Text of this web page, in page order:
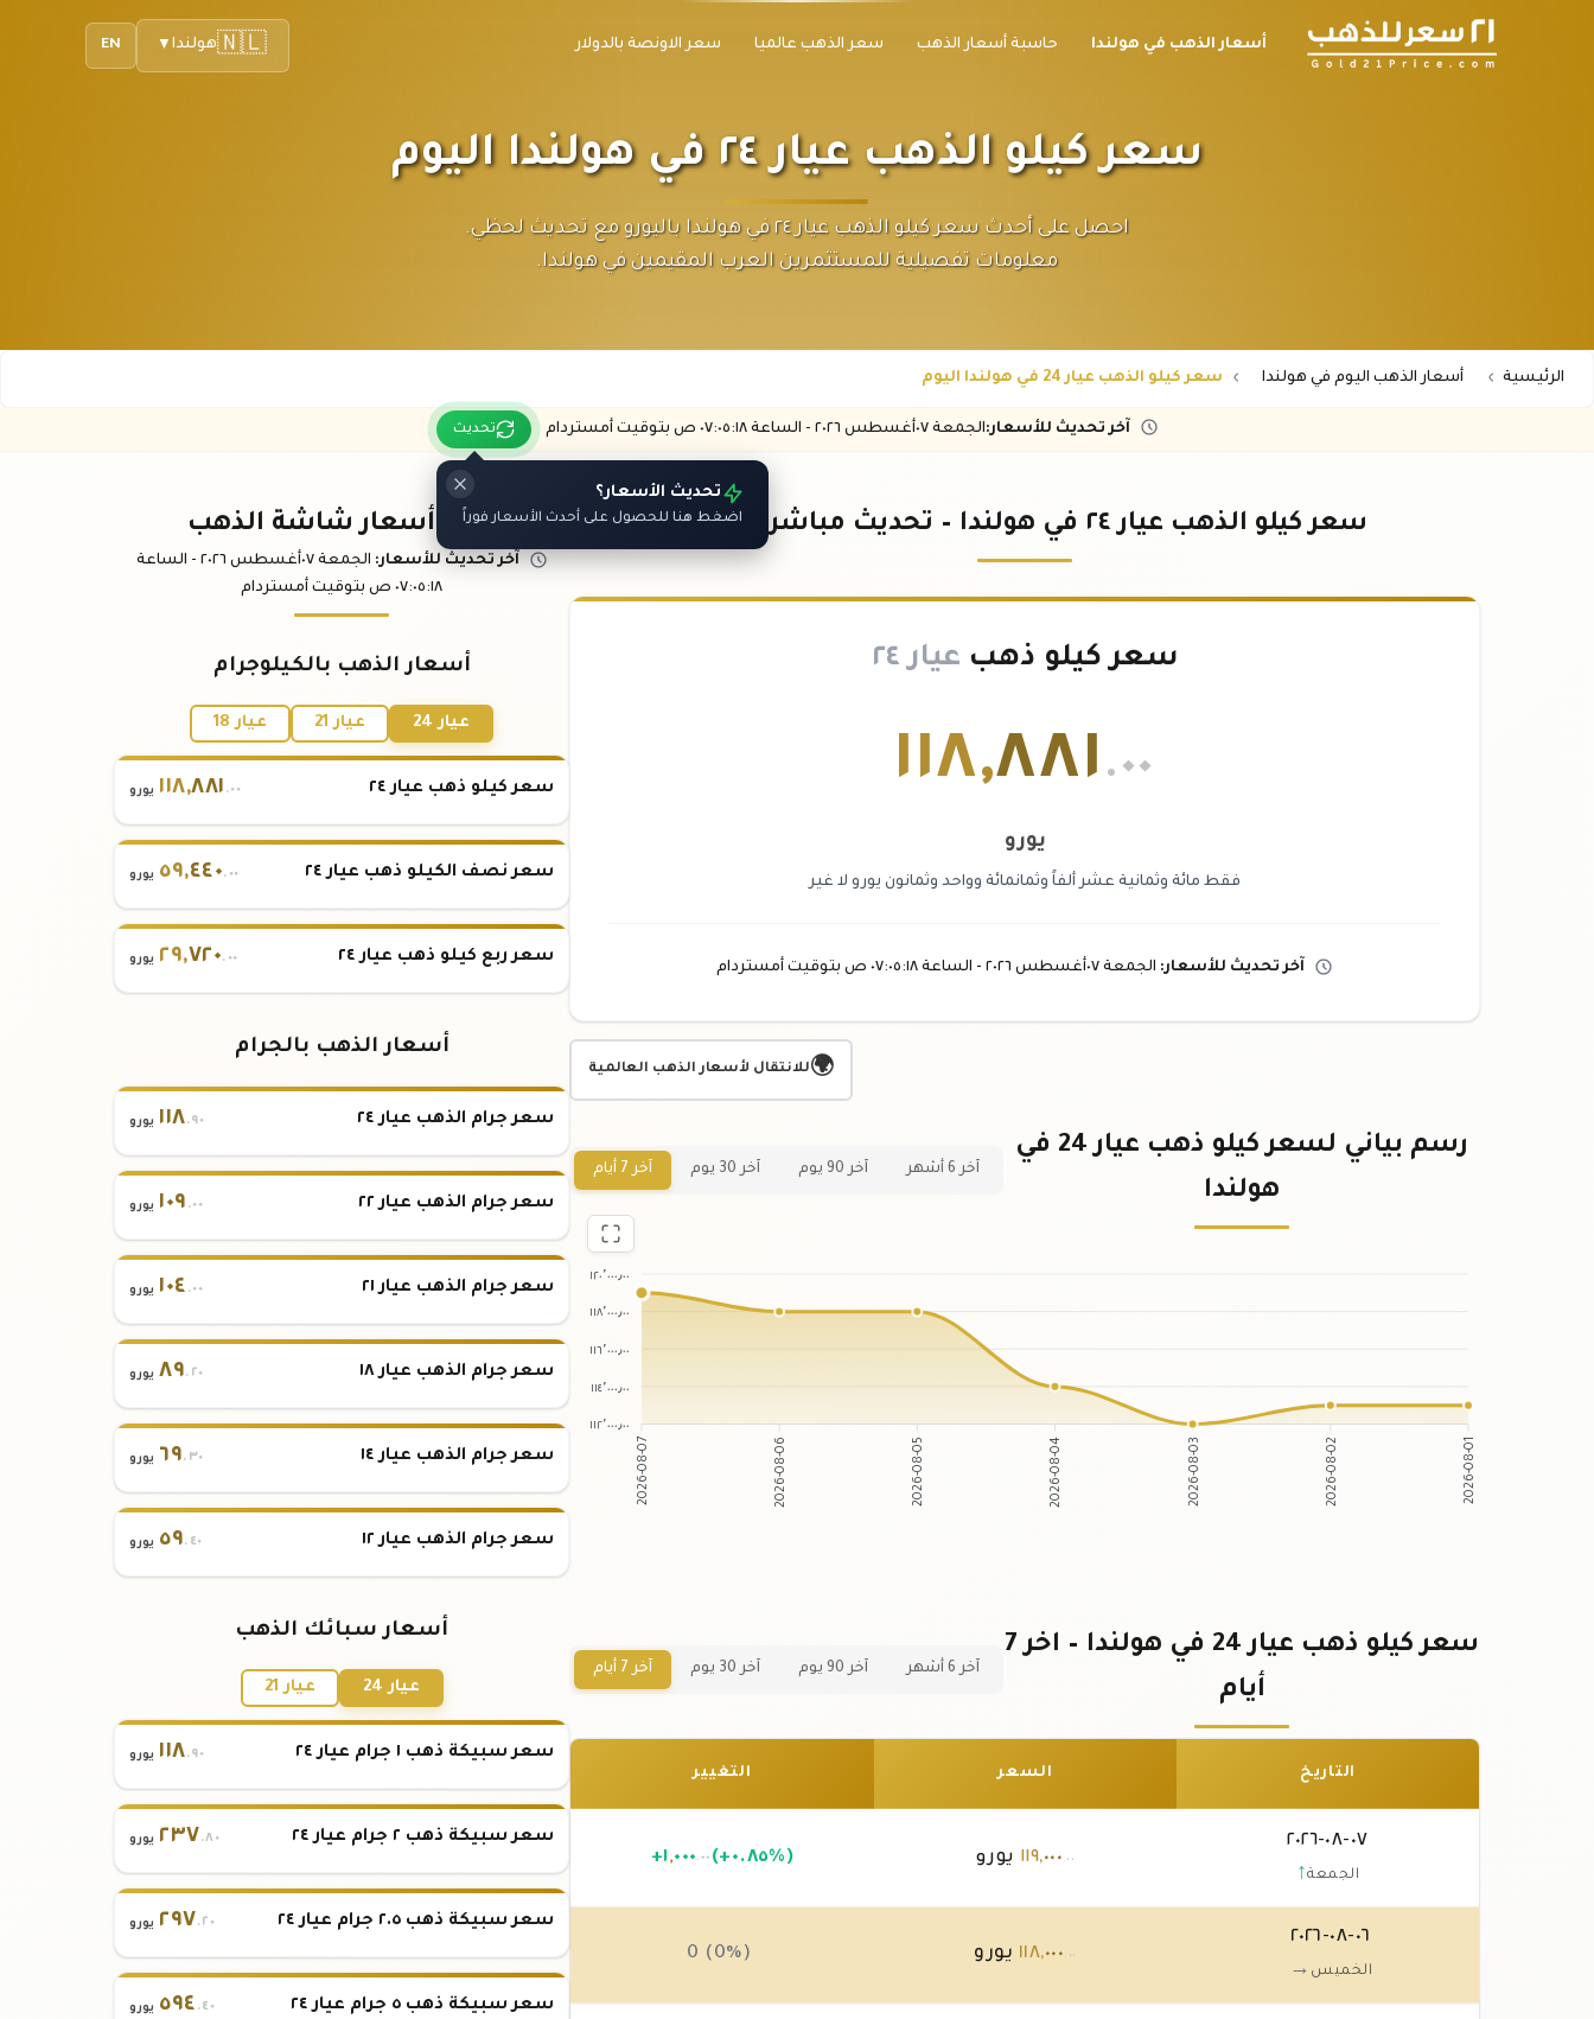
أسعار الذهب في هولندا حاسبة أسعار الذهب سعر الذهب عالميا سعر الاونصة بالدولار EN 🇳🇱هولندا ▼
سعر كيلو الذهب عيار ٢٤ في هولندا اليوم
احصل على أحدث سعر كيلو الذهب عيار ٢٤ في هولندا باليورو مع تحديث لحظي.
معلومات تفصيلية للمستثمرين العرب المقيمين في هولندا.
الرئيسية أسعار الذهب اليوم في هولندا سعر كيلو الذهب عيار 24 في هولندا اليوم
آخر تحديث للأسعار:الجمعة ٠٧ أغسطس ٢٠٢٦ - الساعة ٠٧:٠٥:١٨ ص بتوقيت أمستردام تحديث
تحديث الأسعار؟
اضغط هنا للحصول على أحدث الأسعار فوراً سعر كيلو الذهب عيار ٢٤ في هولندا – تحديث مباشر باليورو
سعر كيلو ذهب عيار ٢٤
١١٨,٨٨١ .٠٠
يورو
فقط مائة وثمانية عشر ألفاً وثمانمائة وواحد وثمانون يورو لا غير
آخر تحديث للأسعار: الجمعة ٠٧ أغسطس ٢٠٢٦ - الساعة :١٨ ص بتوقيت أمستردام
🌍للانتقال لأسعار الذهب العالمية
رسم بياني لسعر كيلو ذهب عيار 24 في
هولندا
آخر 6 أشهر آخر 90 يوم آخر 30 يوم آخر 7 أيام
١٢٠٬٠٠٠٫٠٠
١١٨٬٠٠٠٫٠٠
١١٦٬٠٠٠٫٠٠
١١٤٬٠٠٠٫٠٠
١١٢٬٠٠٠٫٠٠
2026-08-07 2026-08-06 2026-08-05 2026-08-04 2026-08-03 2026-08-02 2026-08-01
سعر كيلو ذهب عيار 24 في هولندا – اخر 7
أيام
آخر 6 أشهر آخر 90 يوم آخر 30 يوم آخر 7 أيام
التاريخ السعر التغيير
٠٧-٠٨-٢٠٢٦
الجمعة↑
١١٩,٠٠٠.٠٠ يورو +١,٠٠٠ .٠٠ (+٠.٨٥%)
٠٦-٠٨-٢٠٢٦
الخميس →
١١٨,٠٠٠.٠٠ يورو 0 (0%)
باقي أسعار شاشة الذهب
آخر تحديث للأسعار: الجمعة ٠٧ أغسطس ٢٠٢٦ -
الساعة
٠٧:٠٥:١٨ ص بتوقيت أمستردام
أسعار الذهب بالكيلوجرام
عيار 24 عيار 21 عيار 18
سعر كيلو ذهب عيار ٢٤ ١١٨,٨٨١ .٠٠ يورو
سعر نصف الكيلو ذهب عيار ٢٤ ٥٩,٤٤٠.٠٠ يورو
سعر ربع كيلو ذهب عيار ٢٤ ٢٩,٧٢٠.٠٠ يورو
أسعار الذهب بالجرام
سعر جرام الذهب عيار ٢٤ ١١٨.٩٠ يورو
سعر جرام الذهب عيار ٢٢ ١٠٩ .٠٠ يورو
سعر جرام الذهب عيار ٢١ ١٠٤ .٠٠ يورو
سعر جرام الذهب عيار ١٨ ٨٩.٢٠ يورو
سعر جرام الذهب عيار ١٤ ٦٩.٣٠ يورو
سعر جرام الذهب عيار ١٢ ٥٩.٤٠ يورو
أسعار سبائك الذهب
عيار 24 عيار 21
سعر سبيكة ذهب ١ جرام عيار ٢٤ ١١٨.٩٠ يورو
سعر سبيكة ذهب ٢ جرام عيار ٢٤ ٢٣٧ .٨٠ يورو
سعر سبيكة ذهب ٢.٥ جرام عيار ٢٤ ٢٩٧ .٢٠ يورو
سعر سبيكة ذهب ٥ جرام عيار ٢٤ ٥٩٤ .٤٠ يورو